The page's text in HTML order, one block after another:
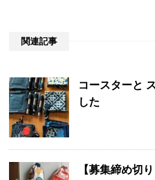
関連記事
コースターと
した
【募集締め切